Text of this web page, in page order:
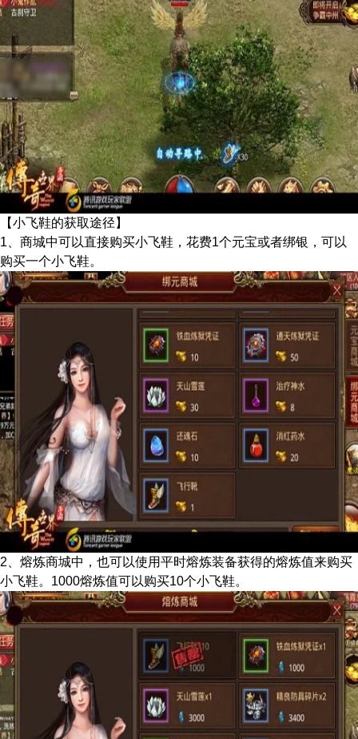
【小飞鞋的获取途径】
1、商城中可以直接购买小飞鞋，花费1个元宝或者绑银，可以
购买一个小飞鞋。
2、熔炼商城中，也可以使用平时熔炼装备获得的熔炼值来购买
小飞鞋。1000熔炼值可以购买10个小飞鞋。